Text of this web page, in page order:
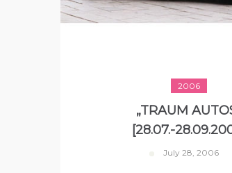
2006
„TRAUM
[28.07.-
July 28, 2006